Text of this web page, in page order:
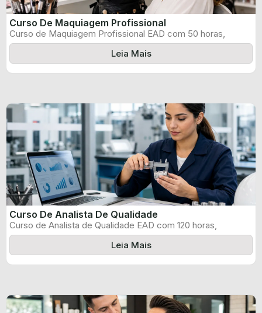
Curso De Maquiagem Profissional
Curso de Maquiagem Profissional EAD com 50 horas,
certificado informado pelo produtor e ...
Leia Mais
Curso De Analista De Qualidade
Curso de Analista de Qualidade EAD com 120 horas,
certificado informado pelo produtor ...
Leia Mais